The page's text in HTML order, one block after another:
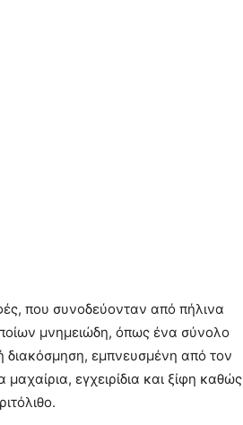
που συνοδεύονταν από πήλινα
μνημειώδη, όπως ένα σύνολο
διακόσμηση, εμπνευσμένη από τον
εγχειρίδια και ξίφη καθώς